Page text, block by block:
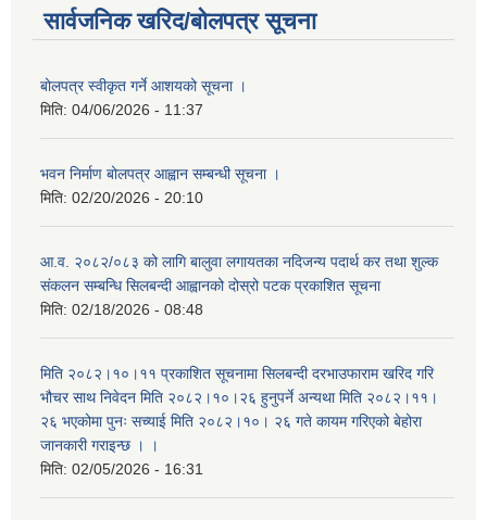
सार्वजनिक खरिद/बोलपत्र सूचना
बोलपत्र स्वीकृत गर्ने आशयको सूचना ।
मिति: 04/06/2026 - 11:37
भवन निर्माण बोलपत्र आह्वान सम्बन्धी सूचना ।
मिति: 02/20/2026 - 20:10
आ.व. २०८२/०८३ को लागि बालुवा लगायतका नदिजन्य पदार्थ कर तथा शुल्क
संकलन सम्बन्धि सिलबन्दी आह्वानको दोस्रो पटक प्रकाशित सूचना
मिति: 02/18/2026 - 08:48
मिति २०८२।१०।११ प्रकाशित सूचनामा सिलबन्दी दरभाउफाराम खरिद गरि
भौचर साथ निवेदन मिति २०८२।१०।२६ हुनुपर्ने अन्यथा मिति २०८२।११।
२६ भएकोमा पुनः सच्याई मिति २०८२।१०। २६ गते कायम गरिएको बेहोरा
जानकारी गराइन्छ । ।
मिति: 02/05/2026 - 16:31